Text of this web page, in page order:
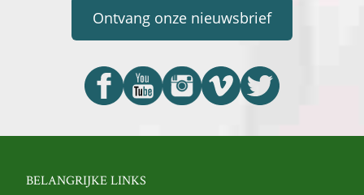
Ontvang onze nieuwsbrief
BELANGRIJKE LINKS